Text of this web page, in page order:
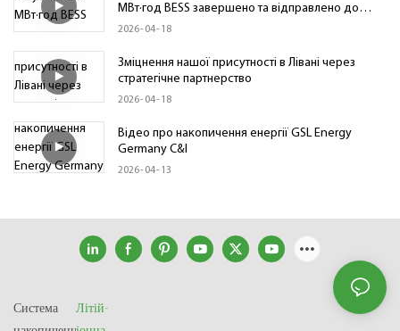
МВт·год BESS завершено та відправлено до
Східної Європи
2026 04 18
Зміцнення нашої присутності в Лівані через
стратегічне партнерство
2026 04 18
Відео про накопичення енергії GSL Energy
Germany C&I
2026 04 13
Система
Літій-